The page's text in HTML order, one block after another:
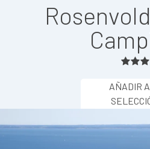
AÑADIR